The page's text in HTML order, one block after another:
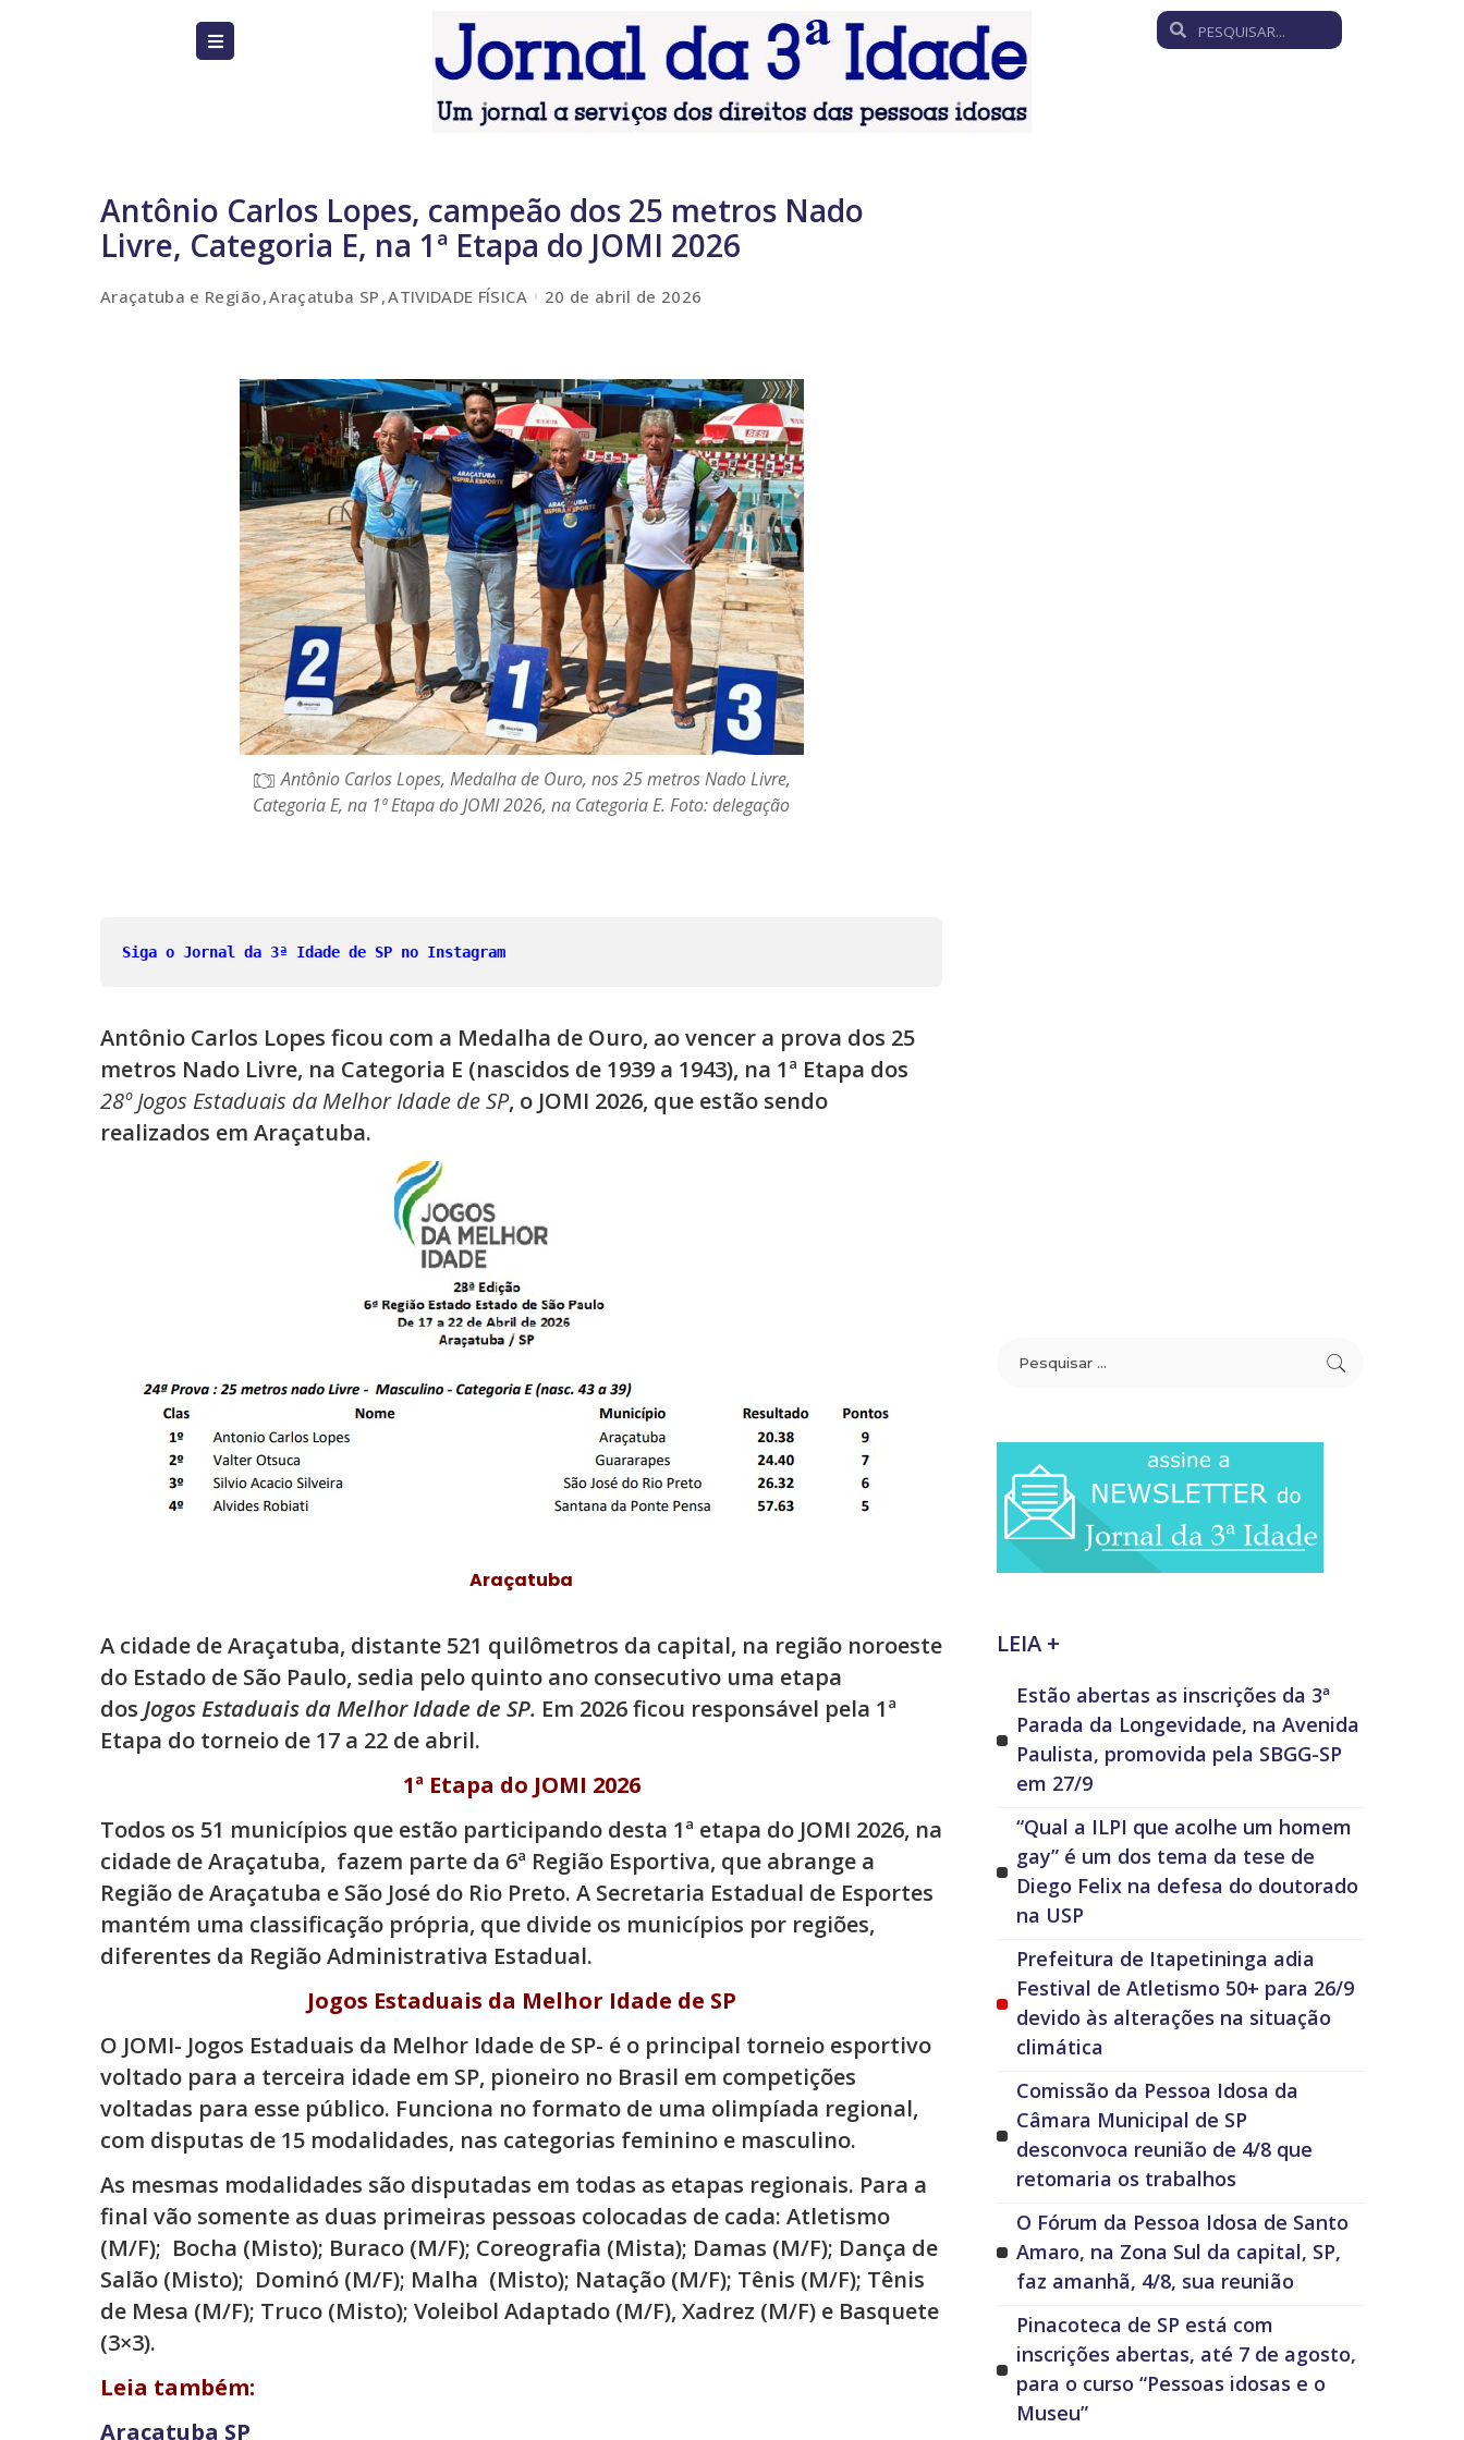
Antônio Carlos Lopes, campeão dos 25 metros Nado
Livre, Categoria E, na 1ª Etapa do JOMI 2026
Araçatuba e Região Araçatuba SP ATIVIDADE FÍSICA 20 de abril de 2026
Antônio Carlos Lopes, Medalha de Ouro, nos 25 metros Nado Livre,
Categoria E, na 1ª Etapa do JOMI 2026, na Categoria E. Foto: delegação
Siga o Jornal da 3ª Idade de SP no Instagram
Antônio Carlos Lopes ficou com a Medalha de Ouro, ao vencer a prova dos 25
metros Nado Livre, na Categoria E (nascidos de 1939 a 1943), na 1ª Etapa dos
28º Jogos Estaduais da Melhor Idade de SP, o JOMI 2026, que estão sendo
realizados em Araçatuba.
Araçatuba
A cidade de Araçatuba, distante 521 quilômetros da capital, na região noroeste
do Estado de São Paulo, sedia pelo quinto ano consecutivo uma etapa
dos Jogos Estaduais da Melhor Idade de SP. Em 2026 ficou responsável pela 1ª
Etapa do torneio de 17 a 22 de abril.
1ª Etapa do JOMI 2026
Todos os 51 municípios que estão participando desta 1ª etapa do JOMI 2026, na
cidade de Araçatuba, fazem parte da 6ª Região Esportiva, que abrange a
Região de Araçatuba e São José do Rio Preto. A Secretaria Estadual de Esportes
mantém uma classificação própria, que divide os municípios por regiões,
diferentes da Região Administrativa Estadual.
Jogos Estaduais da Melhor Idade de SP
O JOMI- Jogos Estaduais da Melhor Idade de SP- é o principal torneio esportivo
voltado para a terceira idade em SP, pioneiro no Brasil em competições
voltadas para esse público. Funciona no formato de uma olimpíada regional,
com disputas de 15 modalidades, nas categorias feminino e masculino.
As mesmas modalidades são disputadas em todas as etapas regionais. Para a
final vão somente as duas primeiras pessoas colocadas de cada: Atletismo
(M/F); Bocha (Misto); Buraco (M/F); Coreografia (Mista); Damas (M/F); Dança de
Salão (Misto); Dominó (M/F); Malha (Misto); Natação (M/F); Tênis (M/F); Tênis
de Mesa (M/F); Truco (Misto); Voleibol Adaptado (M/F), Xadrez (M/F) e Basquete
(3×3).
Leia também:
Araçatuba SP
LEIA +
Estão abertas as inscrições da 3ª
Parada da Longevidade, na Avenida
Paulista, promovida pela SBGG-SP
em 27/9
“Qual a ILPI que acolhe um homem
gay” é um dos tema da tese de
Diego Felix na defesa do doutorado
na USP
Prefeitura de Itapetininga adia
Festival de Atletismo 50+ para 26/9
devido às alterações na situação
climática
Comissão da Pessoa Idosa da
Câmara Municipal de SP
desconvoca reunião de 4/8 que
retomaria os trabalhos
O Fórum da Pessoa Idosa de Santo
Amaro, na Zona Sul da capital, SP,
faz amanhã, 4/8, sua reunião
Pinacoteca de SP está com
inscrições abertas, até 7 de agosto,
para o curso “Pessoas idosas e o
Museu”